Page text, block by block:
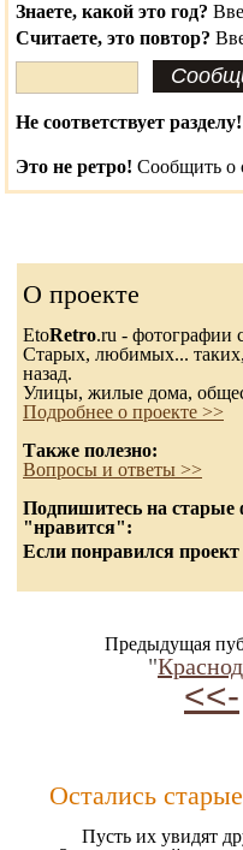
Знаете, какой это год?
Считаете, это повтор?
Не соответствует разделу!
Это не ретро! Сообщить о
О проекте
EtoRetro.ru - фотографии
Старых, любимых...
назад.
Улицы, жилые дома,
Подробнее о проекте >>
Также полезно:
Вопросы и ответы >>
Подпишитесь на старые
"нравится":
Если понравился
Предыдущая
"
<<-
Остались
Пусть их увидят